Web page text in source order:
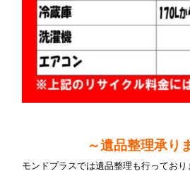
～遺品整理承り
モンドプラスでは遺品整理も行っており